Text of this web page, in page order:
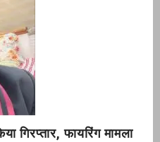
गिरप्तार, फायरिंग मामला